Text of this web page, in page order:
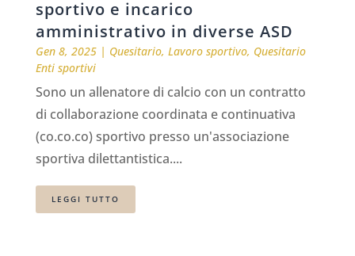
sportivo e incarico
amministrativo in diverse ASD
Gen 8, 2025| Quesitario, Lavoro sportivo, Quesitario
Enti sportivi
Sono un allenatore di calcio con un contratto
di collaborazione coordinata e continuativa
(co.co.co) sportivo presso un'associazione
sportiva dilettantistica....
LEGGI TUTTO